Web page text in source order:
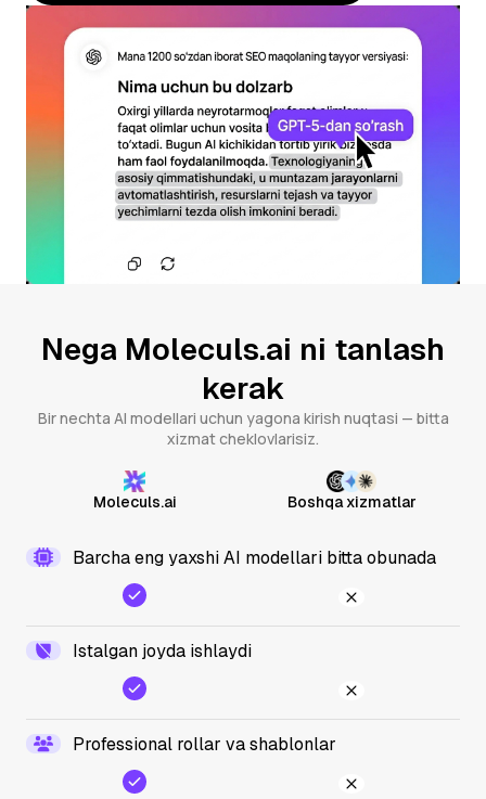
Nega Moleculs.ai ni tanlash
kerak
Bir nechta AI modellari uchun yagona kirish nuqtasi — bitta
xizmat cheklovlarisiz.
Moleculs.ai Boshqa xizmatlar
Barcha eng yaxshi AI modellari bitta obunada
Istalgan joyda ishlaydi
Professional rollar va shablonlar